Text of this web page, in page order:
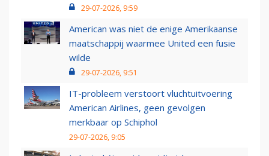
29-07-2026, 9:59
American was niet de enige Amerikaanse
maatschappij waarmee United een fusie
wilde
29-07-2026, 9:51
IT-probleem verstoort vluchtuitvoering
American Airlines, geen gevolgen
merkbaar op Schiphol
29-07-2026, 9:05